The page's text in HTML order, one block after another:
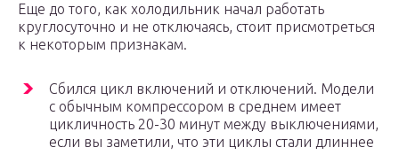
Еще до того, как холодильник начал работать
круглосуточно и не отключаясь, стоит присмотреться
к некоторым признакам.
Сбился цикл включений и отключений. Модели
с обычным компрессором в среднем имеет
цикличность 20-30 минут между выключениями,
если вы заметили, что эти циклы стали длиннее